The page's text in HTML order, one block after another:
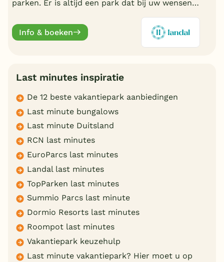
parken. Er is altijd een park dat bij uw wensen
online.
Info & boeken
Last minutes inspiratie
De 12 beste vakantiepark aanbiedingen
Last minute bungalows
Last minute Duitsland
RCN last minutes
EuroParcs last minutes
Landal last minutes
TopParken last minutes
Summio Parcs last minute
Dormio Resorts last minutes
Roompot last minutes
Vakantiepark keuzehulp
Last minute vakantiepark? Hier moet u op